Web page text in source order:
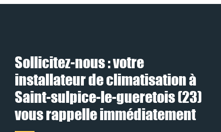
Sollicitez-nous : votre
installateur de climatisation à
Saint-sulpice-le-gueretois (23)
vous rappelle immédiatement